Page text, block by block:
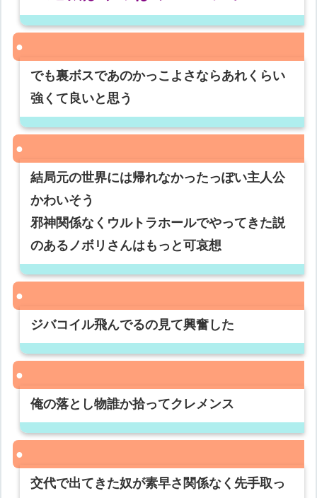
でも裏ボスであのかっこよさならあれくらい
強くて良いと思う
結局元の世界には帰れなかったっぽい主人公
かわいそう
邪神関係なくウルトラホールでやってきた説
のあるノボリさんはもっと可哀想
ジバコイル飛んでるの見て興奮した
俺の落とし物誰か拾ってクレメンス
交代で出てきた奴が素早さ関係なく先手取っ